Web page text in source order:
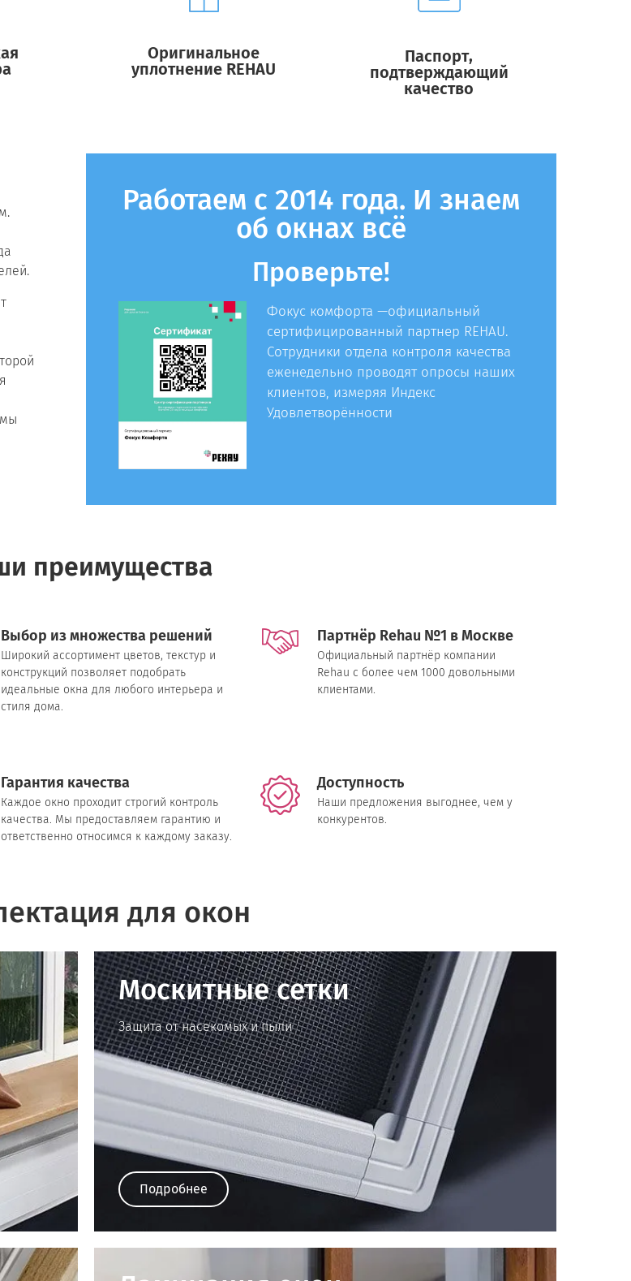
Оригинальное
уплотнение REHAU
Паспорт,
подтверждающий
качество
Работаем с 2014 года. И знаем
об окнах всё
Проверьте!
Фокус комфорта —официальный
сертифицированный партнер REHAU.
Сотрудники отдела контроля качества
еженедельно проводят опросы наших
клиентов, измеряя Индекс
Удовлетворённости
преимущества
Выбор из множества решений
Широкий ассортимент цветов, текстур и
конструкций позволяет подобрать
идеальные окна для любого интерьера и
стиля дома.
Партнёр Rehau №1 в Москве
Официальный партнёр компании
Rehau с более чем 1000 довольными
клиентами.
Гарантия качества
Каждое окно проходит строгий контроль
качества. Мы предоставляем гарантию и
ответственно относимся к каждому заказу.
Доступность
Наши предложения выгоднее, чем у
конкурентов.
для окон
Москитные сетки
Защита от насекомых и пыли
Подробнее